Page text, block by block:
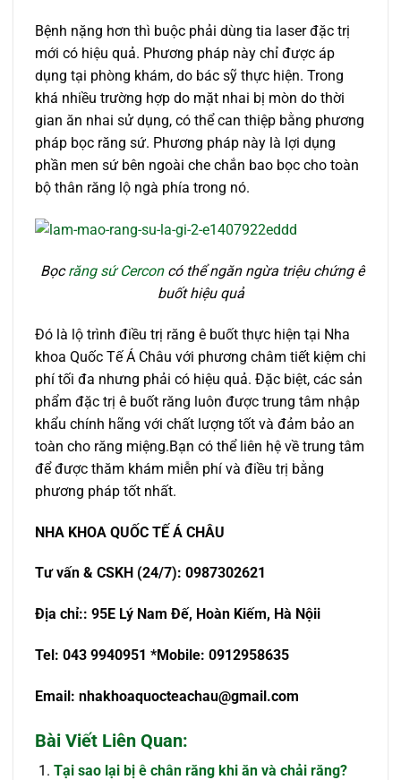
Bệnh nặng hơn thì buộc phải dùng tia laser đặc trị
mới có hiệu quả. Phương pháp này chỉ được áp
dụng tại phòng khám, do bác sỹ thực hiện. Trong
khá nhiều trường hợp do mặt nhai bị mòn do thời
gian ăn nhai sử dụng, có thể can thiệp bằng phương
pháp bọc răng sứ. Phương pháp này là lợi dụng
phần men sứ bên ngoài che chắn bao bọc cho toàn
bộ thân răng lộ ngà phía trong nó.
Bọcrăng sứ Cercon có thể ngăn ngừa triệu chứng ê
buốt hiệu quả
Đó là lộ trình điều trị răng ê buốt thực hiện tại Nha
khoa Quốc Tế Á Châu với phương châm tiết kiệm chi
phí tối đa nhưng phải có hiệu quả. Đặc biệt, các sản
phẩm đặc trị ê buốt răng luôn được trung tâm nhập
khẩu chính hãng với chất lượng tốt và đảm bảo an
toàn cho răng miệng.Bạn có thể liên hệ về trung tâm
để được thăm khám miễn phí và điều trị bằng
phương pháp tốt nhất.
NHA KHOA QUỐC TẾ Á CHÂU
Tưvấn & CSKH (24/7): 0987302621
Địa chỉ:: 95E Lý Nam Đế, Hoàn Kiếm, Hà Nộii
Tel: 043 9940951 *Mobile: 0912958635
Email: nhakhoaquocteachau@gmail.com
Bài Viết Liên Quan:
Tại sao lại bị ê chân răng khi ăn và chải răng?